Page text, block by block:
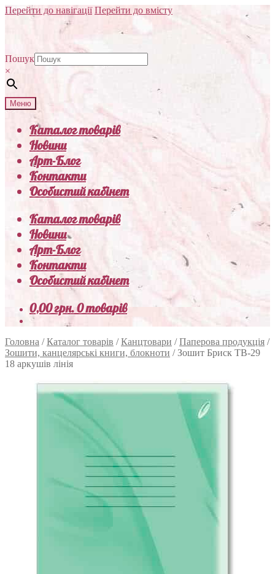
Перейти до навігації Перейти до вмісту
Пошук
×
Меню
Каталог товарів
Новини
Арт-Блог
Контакти
Особистий кабінет
Каталог товарів
Новини
Арт-Блог
Контакти
Особистий кабінет
0,00грн.0 товарів
Головна /Каталог товарів /Канцтовари /Паперова продукція /
Зошити, канцелярські книги, блокноти /Зошит Бриск ТВ-29
18 аркушів лінія